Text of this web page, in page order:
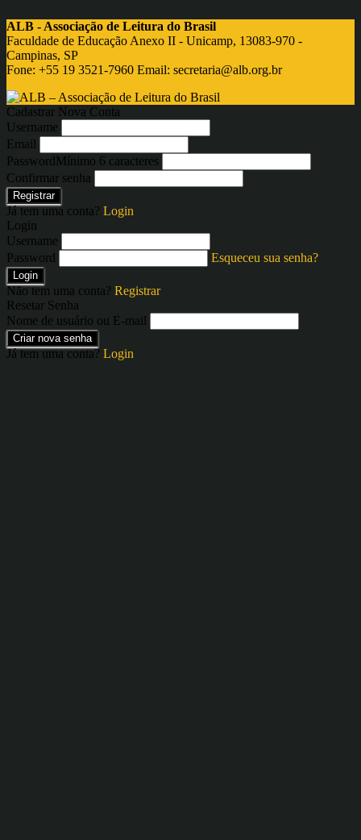
ALB - Associação de Leitura do Brasil
Faculdade de Educação Anexo II - Unicamp, 13083-970 -
Campinas, SP
Fone: +55 19 3521-7960 Email: secretaria@alb.org.br
Cadastrar Nova Conta
Username
Email
PasswordMínimo 6 caracteres
Confirmar senha
Registrar
Já tem uma conta? Login
Login
Username
Password
Esqueceu sua senha?
Login
Não tem uma conta? Registrar
Resetar Senha
Nome de usuário ou E-mail
Criar nova senha
Já tem uma conta? Login